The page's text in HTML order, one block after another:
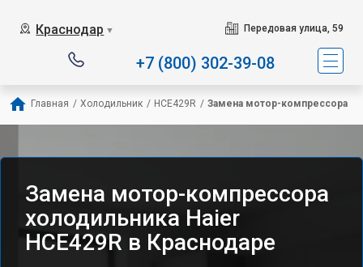
Краснодар ▼ Передовая улица, 59
+7 (800) 302-39-08
Главная / Холодильник / HCE429R / Замена мотор-компрессора
Замена мотор-компрессора
холодильника Haier
HCE429R в Краснодаре